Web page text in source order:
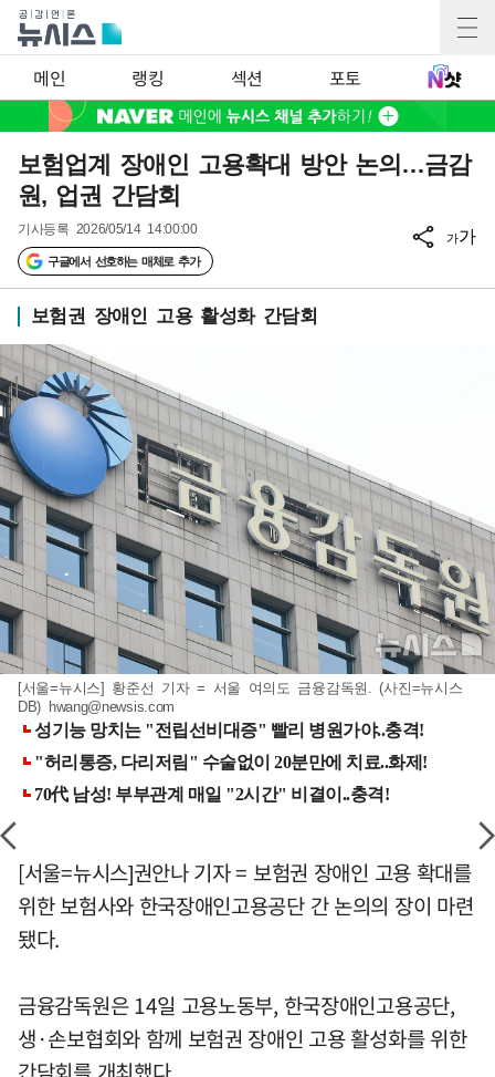
메인 랭킹 섹션 포토
보험업계 장애인 고용확대 방안 논의…금감
원, 업권 간담회
기사등록 2026/05/14 14:00:00
구글에서 선호하는 매체로 추가
가가
보험권 장애인 고용 활성화 간담회
[서울=뉴시스] 황준선 기자 = 서울 여의도 금융감독원. (사진=뉴시스
DB) hwang@newsis.com
[서울=뉴시스]권안나 기자 = 보험권 장애인 고용 확대를
위한 보험사와 한국장애인고용공단 간 논의의 장이 마련
됐다.
금융감독원은 14일 고용노동부, 한국장애인고용공단,
생·손보협회와 함께 보험권 장애인 고용 활성화를 위한